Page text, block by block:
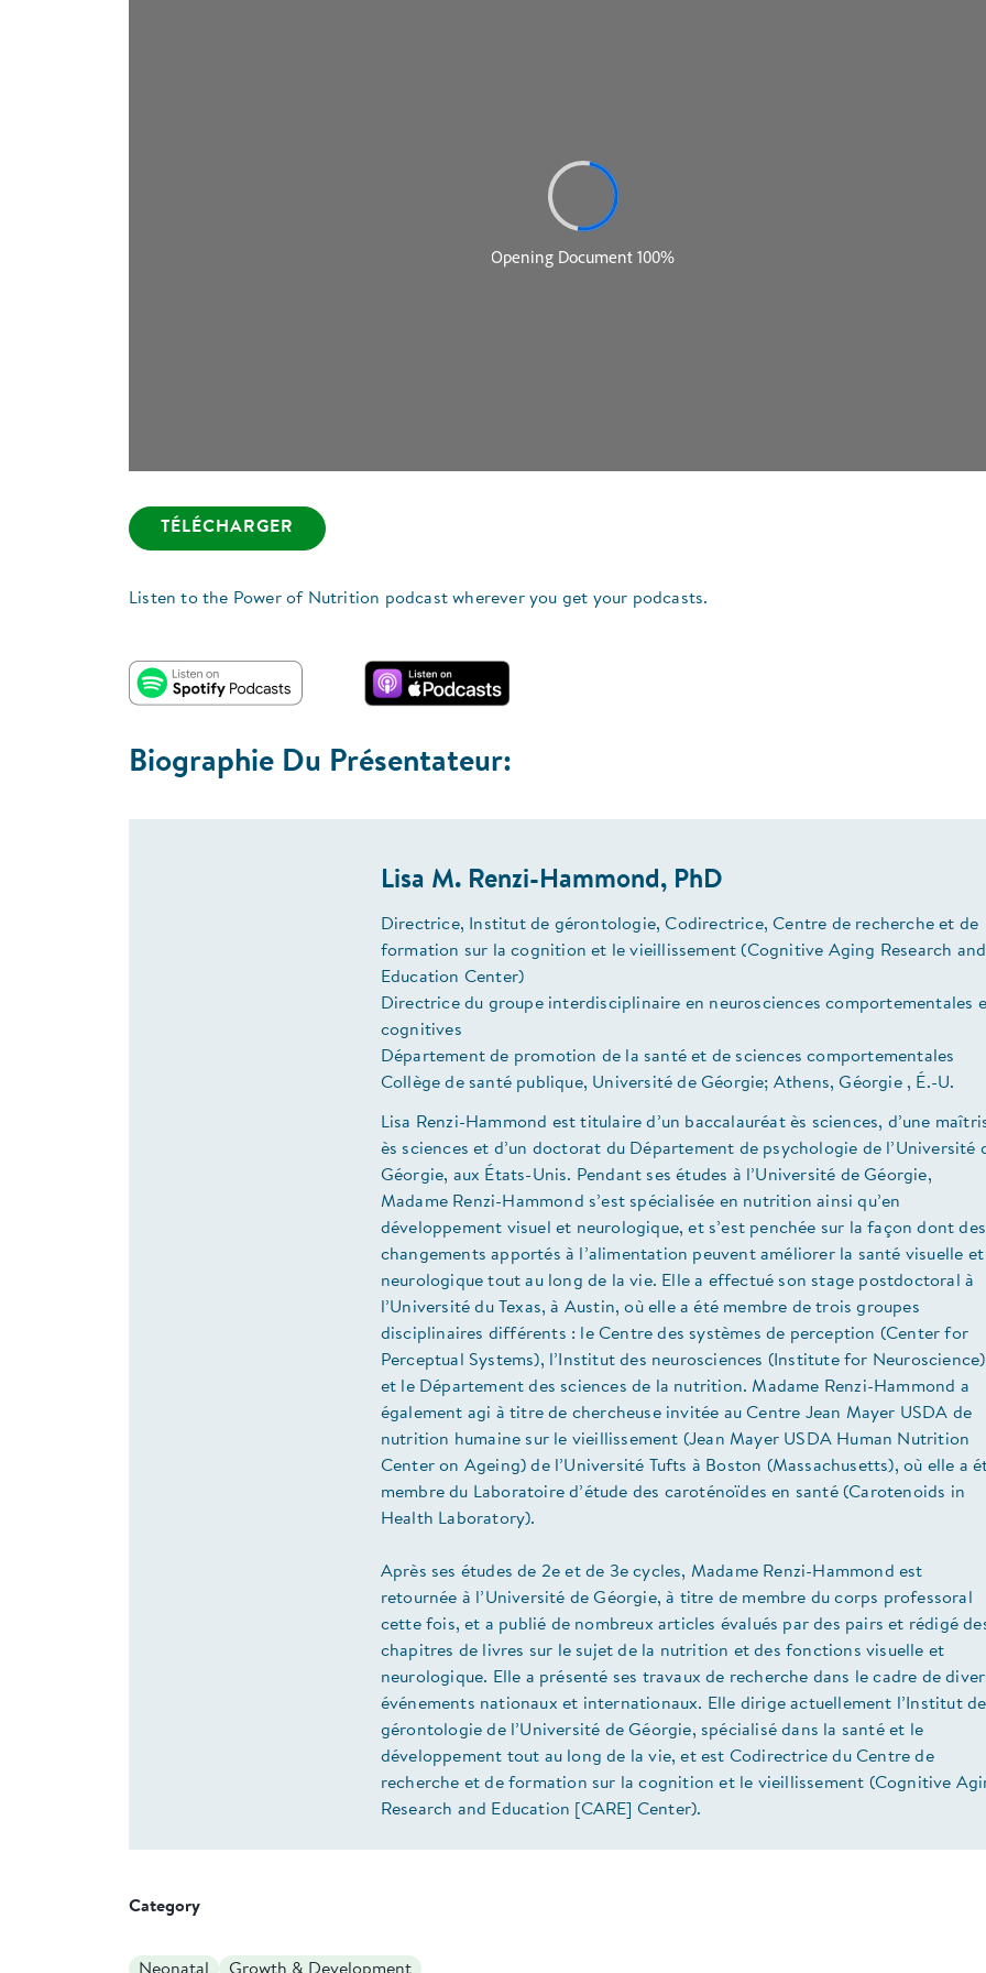
TÉLÉCHARGER
Listen to the Power of Nutrition podcast wherever you get your podcasts.
Biographie Du Présentateur:
Lisa M. Renzi-Hammond, PhD
Directrice, Institut de gérontologie, Codirectrice, Centre de recherche et de
formation sur la cognition et le vieillissement (Cognitive Aging Research and
Education Center)
Directrice du groupe interdisciplinaire en neurosciences comportementales
cognitives
Département de promotion de la santé et de sciences comportementales
Collège de santé publique, Université de Géorgie; Athens, Géorgie , É.-U.
Lisa Renzi-Hammond est titulaire d’un baccalauréat ès sciences, d’une
ès sciences et d’un doctorat du Département de psychologie de l’Université
Géorgie, aux États-Unis. Pendant ses études à l’Université de Géorgie,
Madame Renzi-Hammond s’est spécialisée en nutrition ainsi qu’en
développement visuel et neurologique, et s’est penchée sur la façon dont des
changements apportés à l’alimentation peuvent améliorer la santé visuelle et
neurologique tout au long de la vie. Elle a effectué son stage postdoctoral à
l’Université du Texas, à Austin, où elle a été membre de trois groupes
disciplinaires différents : le Centre des systèmes de perception (Center for
Perceptual Systems), l’Institut des neurosciences (Institute for Neuroscience)
et le Département des sciences de la nutrition. Madame Renzi-Hammond a
également agi à titre de chercheuse invitée au Centre Jean Mayer USDA de
nutrition humaine sur le vieillissement (Jean Mayer USDA Human Nutrition
Center on Ageing) de l’Université Tufts à Boston (Massachusetts), où elle a
membre du Laboratoire d’étude des caroténoïdes en santé (Carotenoids in
Health Laboratory).
Après ses études de 2e et de 3e cycles, Madame Renzi-Hammond est
retournée à l’Université de Géorgie, à titre de membre du corps professoral
cette fois, et a publié de nombreux articles évalués par des pairs et rédigé
chapitres de livres sur le sujet de la nutrition et des fonctions visuelle et
neurologique. Elle a présenté ses travaux de recherche dans le cadre de
événements nationaux et internationaux. Elle dirige actuellement l’Institut de
gérontologie de l’Université de Géorgie, spécialisé dans la santé et le
développement tout au long de la vie, et est Codirectrice du Centre de
recherche et de formation sur la cognition et le vieillissement (Cognitive
Research and Education [CARE] Center).
Category